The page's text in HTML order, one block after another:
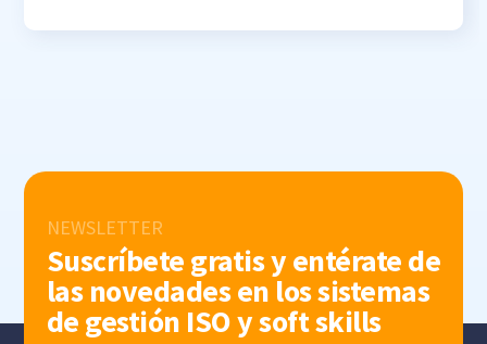
NEWSLETTER
Suscríbete gratis y entérate de
las novedades en los sistemas
de gestión ISO y soft skills